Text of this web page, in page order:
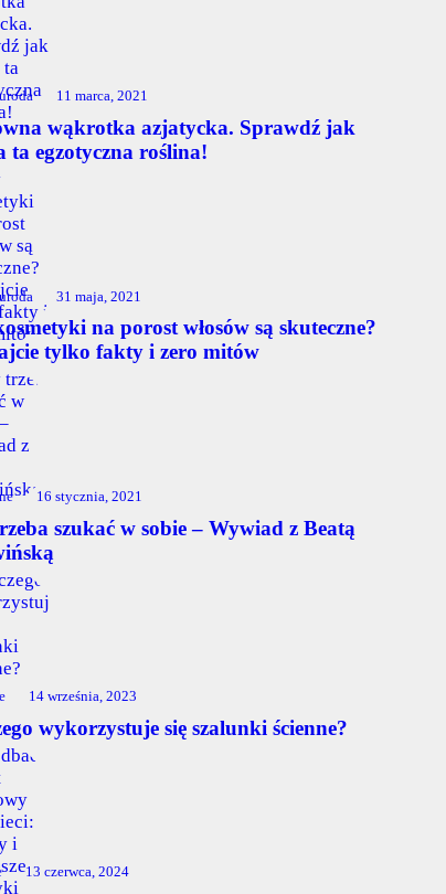
11 marca, 2021
wąkrotka azjatycka. Sprawdź jak
ta egzotyczna roślina!
31 maja, 2021
na porost włosów są skuteczne?
tylko fakty i zero mitów
16 stycznia, 2021
szukać w sobie – Wywiad z Beatą
14 września, 2023
wykorzystuje się szalunki ścienne?
13 czerwca, 2024